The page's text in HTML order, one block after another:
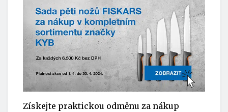
Získejte praktickou odměnu za nákup